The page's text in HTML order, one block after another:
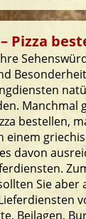
Pizza
Manchmal
bestellen,
einem
davon
Sie aber
Beilagen,